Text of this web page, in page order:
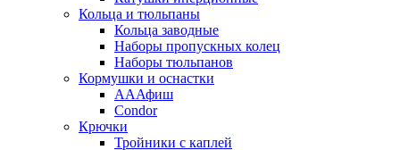
Кольца и тюльпаны
Кольца заводные
Наборы пропускных колец
Наборы тюльпанов
Кормушки и оснастки
АААфиш
Condor
Крючки
Тройники с каплей